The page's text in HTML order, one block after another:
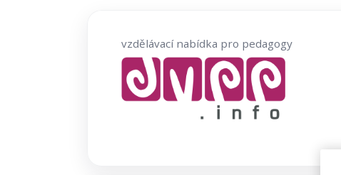
vzdělávací nabídka pro pedagogy